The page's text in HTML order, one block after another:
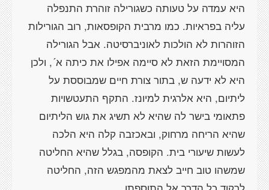
היא עמדה על טעותה כשגורילה זוהרת התנפלה
עליה בפראיות. כמו מרבית הקופסאות, רוב הגורילות
הזוהרות לא הולכות לאוניברסיטה. אבל הגורילה
המסויימת הזאת לא סיימה אפילו את כיתה א´, ולכן
היא לא ידעה ש, בתור צורת חיים שמבוססת על
ליתיום, היא אלרגית למיונז. התקף התעטשויות
פתאומי בישר לה שהיא לא תשיג את גוש הליתיום
שהיא הריחה מרחוק, ובאכזבה קלה היא הלכה
לעשות שיעורי בית. הקופסה, בגלל שהיא החליטה
שמשהו טוב חייב לצאת מהמפגש הזה, החליטה